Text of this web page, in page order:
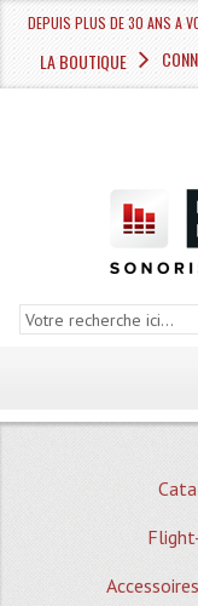
DEPUIS PLUS DE 30 ANS A
LA BOUTIQUE